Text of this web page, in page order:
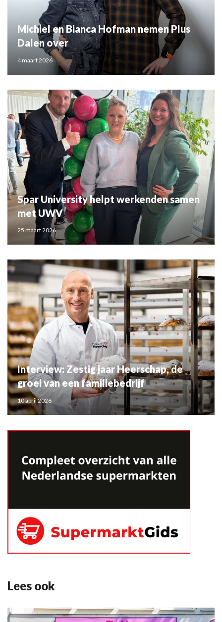
Michiel en Bianca Hofman nemen Plus
Dalen over
4 maart 2026
Spar University helpt werkenden samen
met UWV
25 maart 2026
Interview: Zestig jaar Heerschap, de
groei van een familiebedrijf
10 april 2026
Lees ook